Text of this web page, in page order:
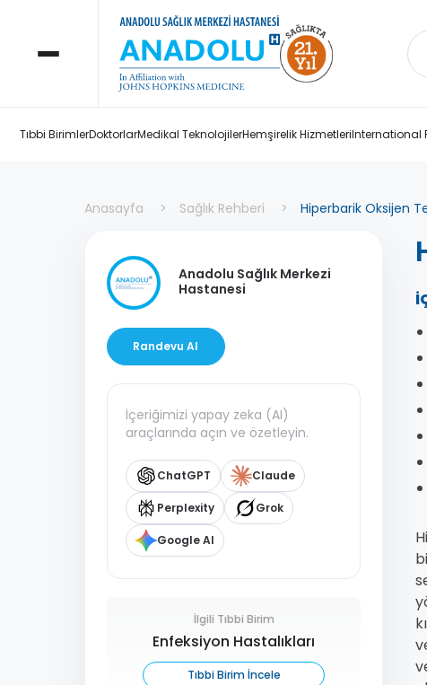
Tıbbi BirimlerDoktorlarMedikal TeknolojilerHemşirelik HizmetleriInternational
Anasayfa Sağlık Rehberi Hiperbarik Oksijen
Anadolu Sağlık Merkezi
Hastanesi
Randevu Al
İçeriğimizi yapay zeka (AI)
araçlarında açın ve özetleyin.
ChatGPT Claude
Perplexity Grok
Google AI
İlgili Tıbbi Birim
Enfeksiyon Hastalıkları
Tıbbi Birim İncele